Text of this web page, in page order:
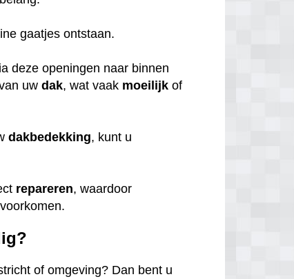
gaatjes ontstaan.
deze openingen naar binnen
uwdak, wat vaak moeilijk of
dakbedekking, kunt u
repareren, waardoor
of omgeving? Dan bent u